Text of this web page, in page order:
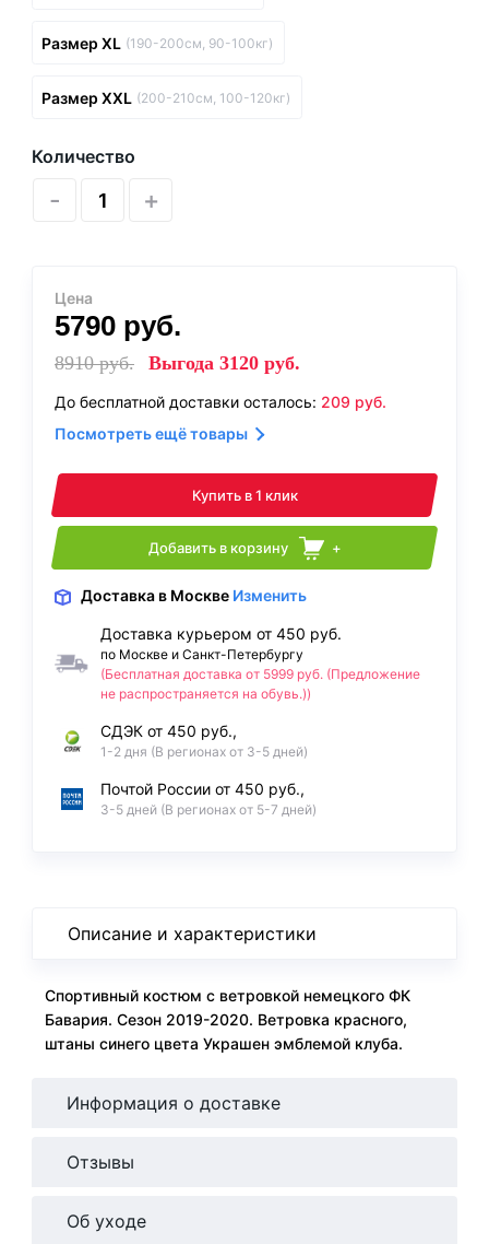
Размер XL (190-200см, 90-100кг)
Размер XXL (200-210см, 100-120кг)
Количество
- +
Цена
5790 руб.
8910руб. Выгода 3120 руб.
До бесплатной доставки осталось: 209 руб.
Посмотреть ещё товары
Купить в 1 клик
Добавить в корзину +
Доставка в Москве Изменить
Доставка курьером от 450 руб.
по Москве и Санкт-Петербургу
(Бесплатная доставка от 5999 руб. (Предложение
не распространяется на обувь.))
СДЭК от 450 руб.,
1-2 дня (В регионах от 3-5 дней)
Почтой России от 450 руб.,
3-5 дней (В регионах от 5-7 дней)
Описание и характеристики
Спортивный костюм с ветровкой немецкого ФК
Бавария. Сезон 2019-2020. Ветровка красного,
штаны синего цвета Украшен эмблемой клуба.
Информация о доставке
Отзывы
Об уходе